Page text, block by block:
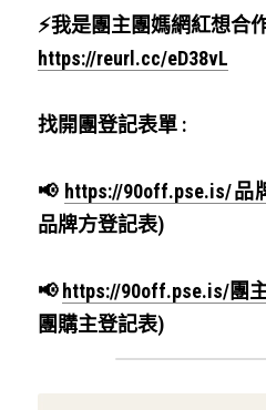
https://reurl.cc/eD38vL
找開團登記表單 :
📢 https://90off.pse.is/
品牌方登記表)
📢 https://90off.pse.is/團
團購主登記表)